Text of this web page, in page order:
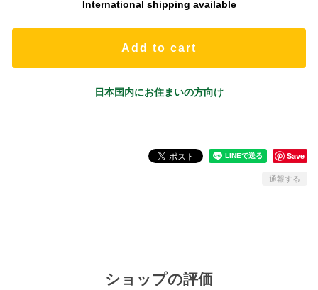
International shipping available
Add to cart
日本国内にお住まいの方向け
Save
通報する
ショップの評価